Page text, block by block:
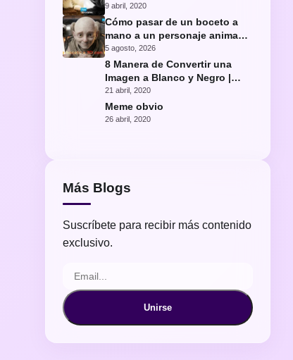
Ojos Gato
9 abril, 2020
Cómo pasar de un boceto a
mano a un personaje animado
con IA
5 agosto, 2026
8 Manera de Convertir una
Imagen a Blanco y Negro |
Fácil Photoshop
21 abril, 2020
Meme obvio
26 abril, 2020
Más Blogs
Suscríbete para recibir más contenido
exclusivo.
Unirse